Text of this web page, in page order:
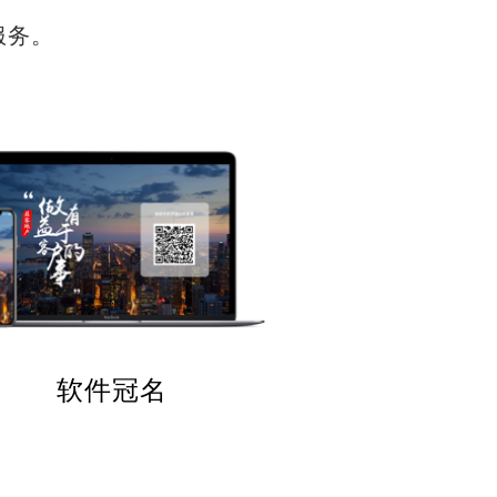
。
软件冠名